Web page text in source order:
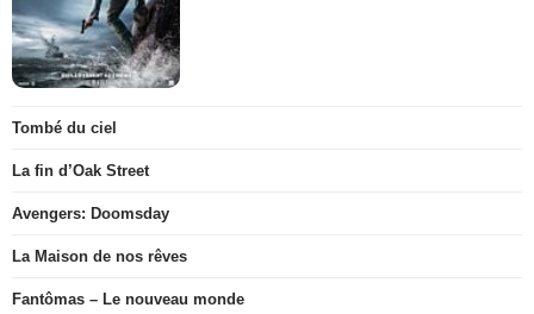
Tombé du ciel
La fin d’Oak Street
Avengers: Doomsday
La Maison de nos rêves
Fantômas – Le nouveau monde